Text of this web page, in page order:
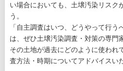
い場合においても、土壌汚染リスク
う。
「自主調査はいつ、どうやって行
は、ぜひ土壌汚染調査・対策の専門
その土地が過去にどのように使われ
査方法・時期についてアドバイスい